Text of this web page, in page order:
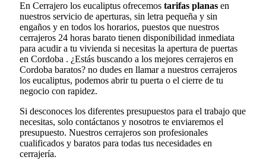
En Cerrajero los eucaliptus ofrecemos tarifas planas en
nuestros servicio de aperturas, sin letra pequeña y sin
engaños y en todos los horarios, puestos que nuestros
cerrajeros 24 horas barato tienen disponibilidad inmediata
para acudir a tu vivienda si necesitas la apertura de puertas
en Cordoba . ¿Estás buscando a los mejores cerrajeros en
Cordoba baratos? no dudes en llamar a nuestros cerrajeros
los eucaliptus, podemos abrir tu puerta o el cierre de tu
negocio con rapidez.
Si desconoces los diferentes presupuestos para el trabajo que
necesitas, solo contáctanos y nosotros te enviaremos el
presupuesto. Nuestros cerrajeros son profesionales
cualificados y baratos para todas tus necesidades en
cerrajería.